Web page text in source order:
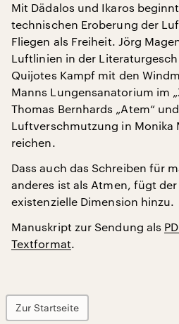
Mit Dädalos und Ikaros
technischen Eroberung der
Fliegen als Freiheit. Jörg
Luftlinien in der
Quijotes Kampf mit den
Manns Lungensanatorium im
Thomas Bernhards „Atem“
Luftverschmutzung in Monika
reichen.
Dass auch das Schreiben für
anderes ist als Atmen, fügt
existenzielle Dimension hinzu.
Manuskript zur Sendung als
Textformat.
Zur Startseite